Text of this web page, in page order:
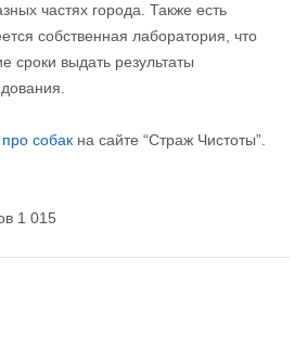
частях города. Также есть
собственная лаборатория, что
сроки выдать результаты
про собакна сайте “Страж Чистоты”.
1 015